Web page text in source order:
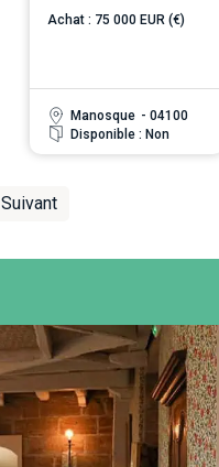
Achat : 75 000 EUR (€)
Manosque - 04100
Disponible : Non
Suivant